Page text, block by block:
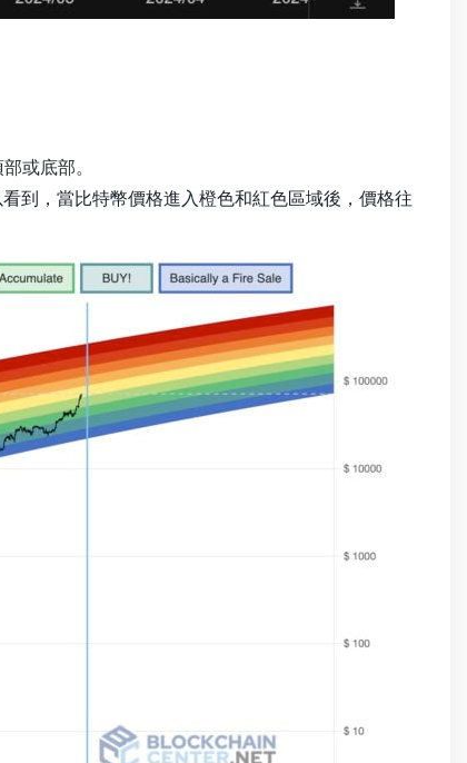
或底部。
到，當比特幣價格進入橙色和紅色區域後，價格往